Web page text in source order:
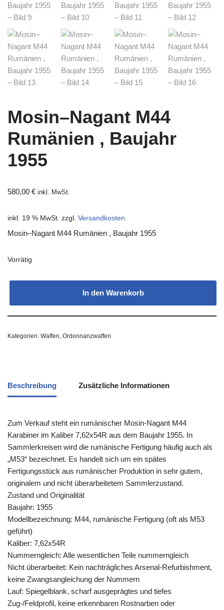
Mosin–Nagant M44
Rumänien , Baujahr
1955
580,00 € inkl. MwSt.
inkl. 19 % MwSt. zzgl. Versandkosten
Mosin–Nagant M44 Rumänien , Baujahr 1955
Vorrätig
In den Warenkorb
Kategorien: Waffen, Ordonnanzwaffen
Beschreibung Zusätzliche Informationen
Zum Verkauf steht ein rumänischer Mosin‑Nagant M44
Karabiner im Kaliber 7,62x54R aus dem Baujahr 1955. In
Sammlerkreisen wird die rumänische Fertigung häufig auch als
„M53“ bezeichnet. Es handelt sich um ein spätes
Fertigungsstück aus rumänischer Produktion in sehr gutem,
originalem und nicht überarbeitetem Sammlerzustand.
Zustand und Originalität
Baujahr: 1955
Modellbezeichnung: M44, rumänische Fertigung (oft als M53
geführt)
Kaliber: 7,62x54R
Nummerngleich: Alle wesentlichen Teile nummerngleich
Nicht überarbeitet: Kein nachträgliches Arsenal-Refurbishment,
keine Zwangsangleichung der Nummern
Lauf: Spiegelblank, scharf ausgeprägtes und tiefes
Zug-/Feldprofil, keine erkennbaren Rostnarben oder